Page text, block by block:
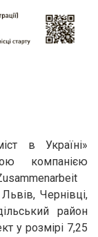
в Україні»
компанією
Чернівці,
район
у розмірі 7,25